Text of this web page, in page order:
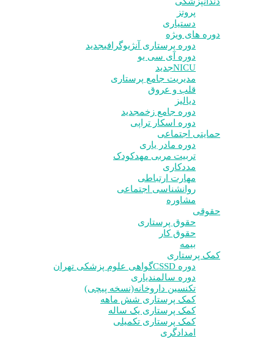
پروتز
دستیاری
دوره های ویژه
دوره پرستاری آنژیوگرافیجدید
دوره آی سی یو
NICUجدید
مدیریت جامع پرستاری
قلب و عروق
دیالیز
دوره جامع زخمجدید
دوره اسکار تراپی
حمایتی اجتماعی
دوره مادر یاری
تربیت مربی مهدکودک
مددکاری
مهارت ارتباطی
روانشناسی اجتماعی
مشاوره
حقوقی
حقوق پرستاری
حقوق کار
بیمه
کمک پرستاری
دوره CSSD
گواهی علوم پزشکی تهران
دوره سالمندیاری
تکنسین داروخانه(نسخه پیچی)
کمک پرستاری شش ماهه
کمک پرستاری یک ساله
کمک پرستاری تکمیلی
امدادگری